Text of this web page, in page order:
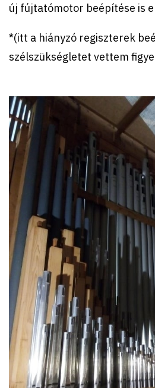
új fújtatómotor beépítése is
*(itt a hiányzó regiszterek
szélszükségletet vettem